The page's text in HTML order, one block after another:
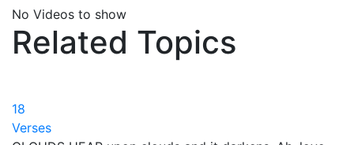
No Videos to show
Related Topics
18
Verses